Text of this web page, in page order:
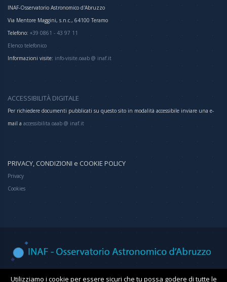
INAF-Osservatorio Astronomico d'Abruzzo
Via Mentore Maggini, s.n.c., 64100 Teramo
Telefono: +39 0861 - 43 97 11
Elenco telefonico
Informazioni visite: info-visite.oaab @ inaf.it
ACCESSIBILITÀ DIGITALE
Per richiedere documenti pubblicati su questo sito in modalità accessibile inviare una e-
mail a accessibilita.oaab @ inaf.it
PRIVACY, CONDIZIONI e COOKIE POLICY
Privacy
Cookies
Utilizziamo i cookie per essere sicuri che tu possa godere di tutte le